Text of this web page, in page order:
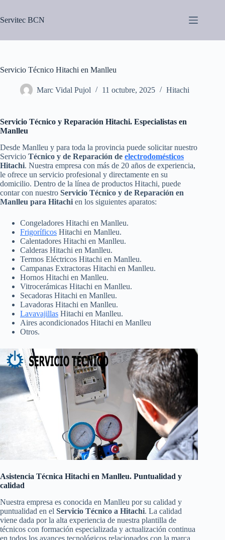
contenido
Servitec BCN
Servicio Técnico Hitachi en Manlleu
Marc Vidal Pujol 11 octubre, 2025 Hitachi
Servicio Técnico y Reparación Hitachi. Especialistas en
Manlleu
Desde Manlleu y para toda la provincia puede solicitar nuestro
Servicio Técnico y de Reparación de electrodomésticos
Hitachi. Nuestra empresa con más de 20 años de experiencia,
le ofrece un servicio profesional y directamente en su
domicilio. Dentro de la línea de productos Hitachi, puede
contar con nuestro Servicio Técnico y de Reparación en
Manlleu para Hitachi en los siguientes aparatos:
Congeladores Hitachi en Manlleu.
Frigoríficos Hitachi en Manlleu.
Calentadores Hitachi en Manlleu.
Calderas Hitachi en Manlleu.
Termos Eléctricos Hitachi en Manlleu.
Campanas Extractoras Hitachi en Manlleu.
Hornos Hitachi en Manlleu.
Vitrocerámicas Hitachi en Manlleu.
Secadoras Hitachi en Manlleu.
Lavadoras Hitachi en Manlleu.
Lavavajillas Hitachi en Manlleu.
Aires acondicionados Hitachi en Manlleu
Otros.
Asistencia Técnica Hitachi en Manlleu. Puntualidad y
calidad
Nuestra empresa es conocida en Manlleu por su calidad y
puntualidad en el Servicio Técnico a Hitachi. La calidad
viene dada por la alta experiencia de nuestra plantilla de
técnicos con formación especializada y actualización continua